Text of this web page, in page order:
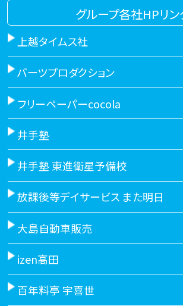
グループ各社HPリン
上越タイムス社
バーツプロダクション
フリーペーパーcocola
井手塾
井手塾 東進衛星予備校
放課後等デイサービス また明日
大島自動車販売
izen高田
百年料亭 宇喜世